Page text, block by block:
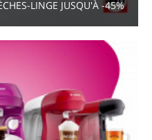
LINGE JUSQU'À -45%